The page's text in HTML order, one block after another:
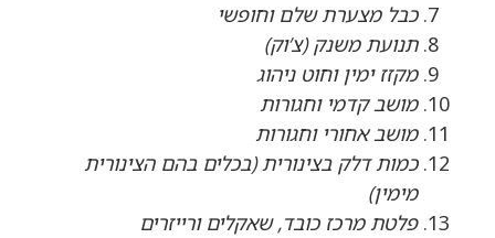
כבל מצערת שלם וחופשי
תנועת משנק (צ’וק)
מקזז ימין וחוט ניהוג
מושב קדמי וחגורות
מושב אחורי וחגורות
כמות דלק בצינורית (בכלים בהם הצינורית
מימין)
פלטת מרכז כובד, שאקלים ורייזרים